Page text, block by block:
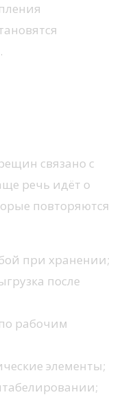
связано с
речь идёт о
повторяются
при хранении;
после
рабочим
элементы;